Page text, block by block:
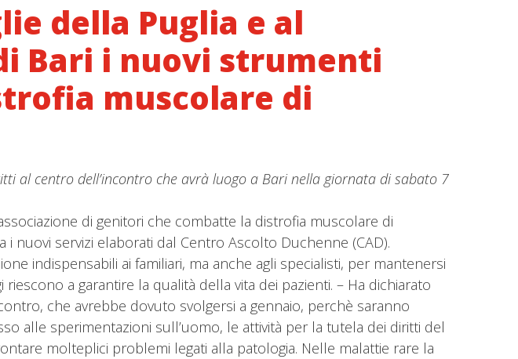
della Puglia e al
Bari i nuovi strumenti
muscolare di
al centro dell’incontro che avrà luogo a Bari nella giornata di sabato 7
di genitori che combatte la distrofia muscolare di
nuovi servizi elaborati dal Centro Ascolto Duchenne (CAD).
indispensabili ai familiari, ma anche agli specialisti, per mantenersi
a garantire la qualità della vita dei pazienti. – Ha dichiarato
che avrebbe dovuto svolgersi a gennaio, perchè saranno
alle sperimentazioni sull’uomo, le attività per la tutela dei diritti del
molteplici problemi legati alla patologia. Nelle malattie rare la